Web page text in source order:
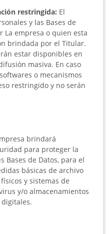
restringida: El
y las Bases de
La empresa o quien esta
brindada por el Titular.
estar disponibles en
masiva. En caso
o mecanismos
restringido y no serán
brindará
para proteger la
Bases de Datos, para el
básicas de archivo
y sistemas de
y/o almacenamientos